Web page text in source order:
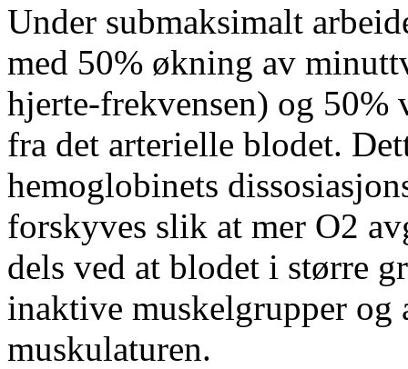
Under submaksimalt
med 50% økning av
hjerte-frekvensen) og 50%
fra det arterielle blodet.
hemoglobinets
forskyves slik at mer O2
dels ved at blodet i større
inaktive muskelgrupper og
muskulaturen.